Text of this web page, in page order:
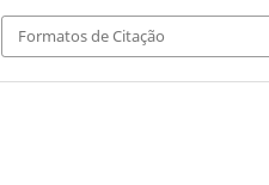
Formatos de Citação